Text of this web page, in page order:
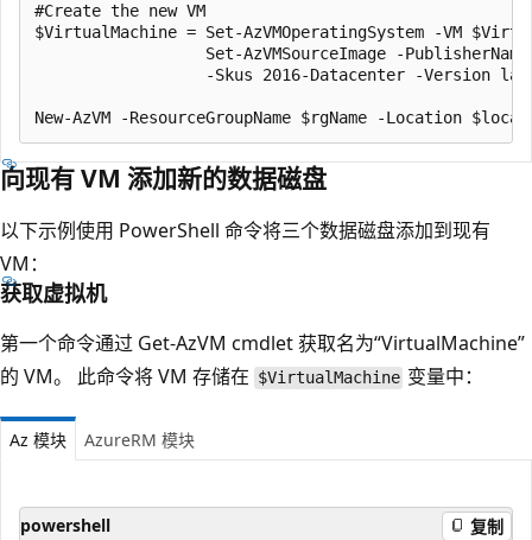
#Create the new VM
$VirtualMachine = Set-AzVMOperatingSystem -VM
Set-AzVMSourceImage -
-Skus 2016-Datacenter -Version
向现有 VM 添加新的数据磁盘
以下示例使用 PowerShell 命令将三个数据磁盘添加到现有
VM：
获取虚拟机
第一个命令通过 Get-AzVM cmdlet 获取名为“VirtualMachine”
的 VM。 此命令将 VM 存储在 $VirtualMachine 变量中：
Az 模块 AzureRM 模块
powershell 复制